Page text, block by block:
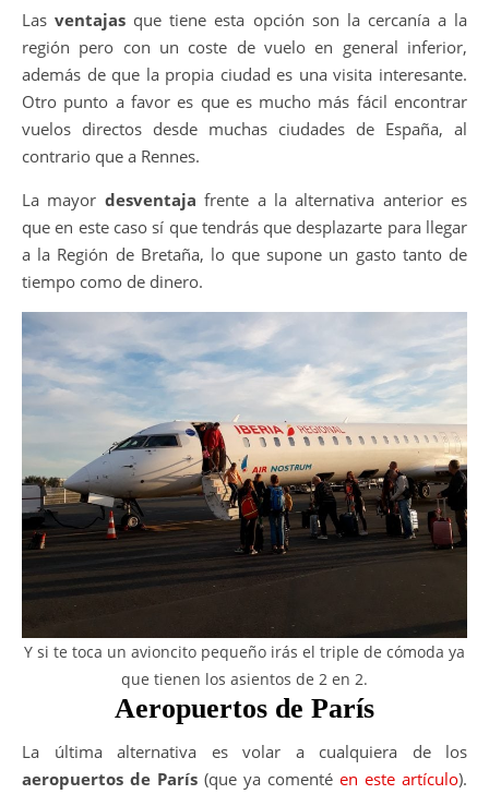
Lasventajas que tiene esta opción son la cercanía a la
región pero con un coste de vuelo en general inferior,
además de que la propia ciudad es una visita interesante.
Otro punto a favor es que es mucho más fácil encontrar
vuelos directos desde muchas ciudades de España, al
contrario que a Rennes.
La mayor desventaja frente a la alternativa anterior es
que en este caso sí que tendrás que desplazarte para llegar
a la Región de Bretaña, lo que supone un gasto tanto de
tiempo como de dinero.
Y si te toca un avioncito pequeño irás el triple de cómoda ya
que tienen los asientos de 2 en 2.
Aeropuertos de París
La última alternativa es volar a cualquiera de los
aeropuertos de París (que ya comenté en este artículo).